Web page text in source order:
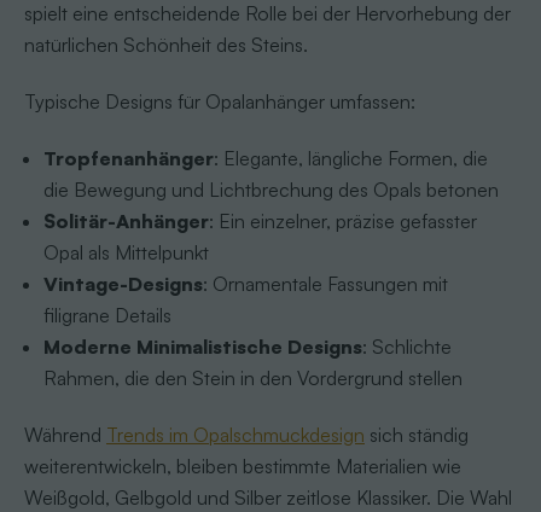
spielt eine entscheidende Rolle bei der Hervorhebung der
natürlichen Schönheit des Steins.
Typische Designs für Opalanhänger umfassen:
Tropfenanhänger: Elegante, längliche Formen, die
die Bewegung und Lichtbrechung des Opals betonen
Solitär-Anhänger: Ein einzelner, präzise gefasster
Opal als Mittelpunkt
Vintage-Designs: Ornamentale Fassungen mit
filigrane Details
Moderne Minimalistische Designs: Schlichte
Rahmen, die den Stein in den Vordergrund stellen
Während Trends im Opalschmuckdesign sich ständig
weiterentwickeln, bleiben bestimmte Materialien wie
Weißgold, Gelbgold und Silber zeitlose Klassiker. Die Wahl